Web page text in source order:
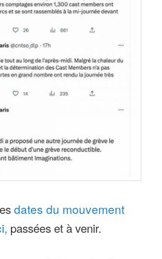
dates du mouvement
passées et à venir.